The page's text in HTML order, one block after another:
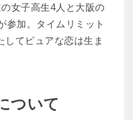
女子高生4人と大阪の
参加。タイムリミット
てピュアな恋は生ま
ついて